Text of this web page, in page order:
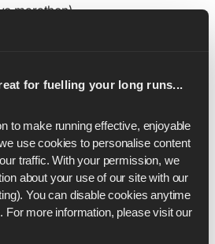
for fuelling your long runs...
to make running effective, enjoyable
use cookies to personalise content
traffic. With your permission, we
about your use of our site with our
You can disable cookies anytime
in your browser settings. For more information, please visit our
marathon)
Marathon
is een van de mooiste
Koninkrijk, met de
Hooglanden op de achtergrond.
mix van wandelpaden,
glen running, met hoge bergen
heen tijdens de hele tocht.